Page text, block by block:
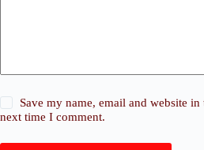
Save my name, email and website
next time I comment.